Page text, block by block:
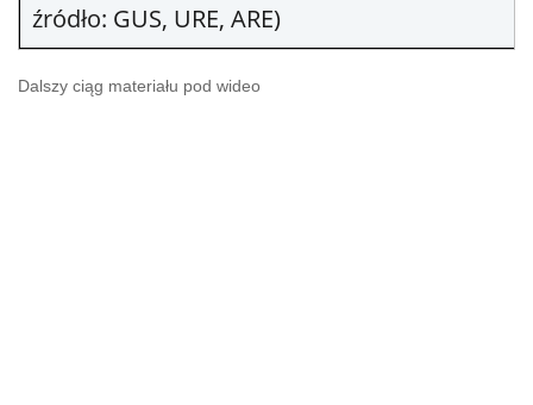
źródło: GUS, URE, ARE)
Dalszy ciąg materiału pod wideo